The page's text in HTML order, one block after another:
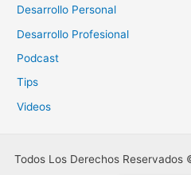
Desarrollo Personal
Desarrollo Profesional
Podcast
Tips
Videos
Todos Los Derechos